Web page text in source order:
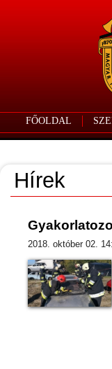
FŐOLDAL
Hírek
2018. október 02.